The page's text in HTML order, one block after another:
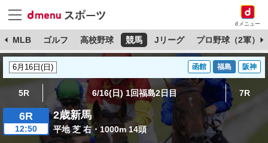
dメニュー
MLB ゴルフ 高校野球 競馬 Jリーグ プロ野球（2軍）
函館 福島 阪神
5R 6/16(日) 1回福島2日目 7R
6R
12:50
2歳新馬
平地 芝 右・1000m 14頭